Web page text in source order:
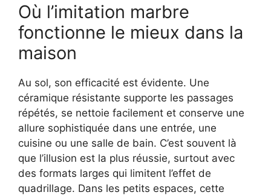
Où l’imitation marbre
fonctionne le mieux dans la
maison
Au sol, son efficacité est évidente. Une
céramique résistante supporte les passages
répétés, se nettoie facilement et conserve une
allure sophistiquée dans une entrée, une
cuisine ou une salle de bain. C’est souvent là
que l’illusion est la plus réussie, surtout avec
des formats larges qui limitent l’effet de
quadrillage. Dans les petits espaces, cette